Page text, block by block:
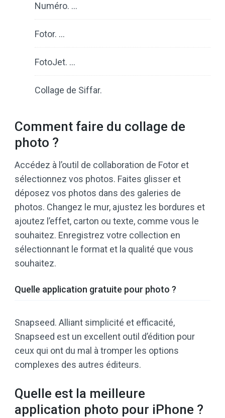
Numéro. …
Fotor. …
FotoJet. …
Collage de Siffar.
Comment faire du collage de
photo ?
Accédez à l’outil de collaboration de Fotor et
sélectionnez vos photos. Faites glisser et
déposez vos photos dans des galeries de
photos. Changez le mur, ajustez les bordures et
ajoutez l’effet, carton ou texte, comme vous le
souhaitez. Enregistrez votre collection en
sélectionnant le format et la qualité que vous
souhaitez.
Quelle application gratuite pour photo ?
Snapseed. Alliant simplicité et efficacité,
Snapseed est un excellent outil d’édition pour
ceux qui ont du mal à tromper les options
complexes des autres éditeurs.
Quelle est la meilleure
application photo pour iPhone ?